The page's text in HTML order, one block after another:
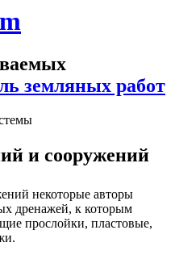
земляных работ
и сооружений
некоторые авторы
дренажей, к которым
прослойки, пластовые,